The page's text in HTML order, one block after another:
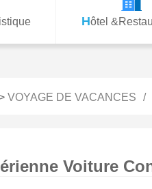
Hôtel
VOYAGE DE VACANCES
Voiture